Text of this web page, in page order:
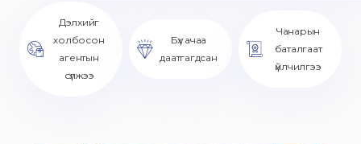
Дэлхийг
холбосон
агентын
сүлжээ
Бүх ачаа
даатгагдсан
Чанарын
баталгаат
үйлчилгээ